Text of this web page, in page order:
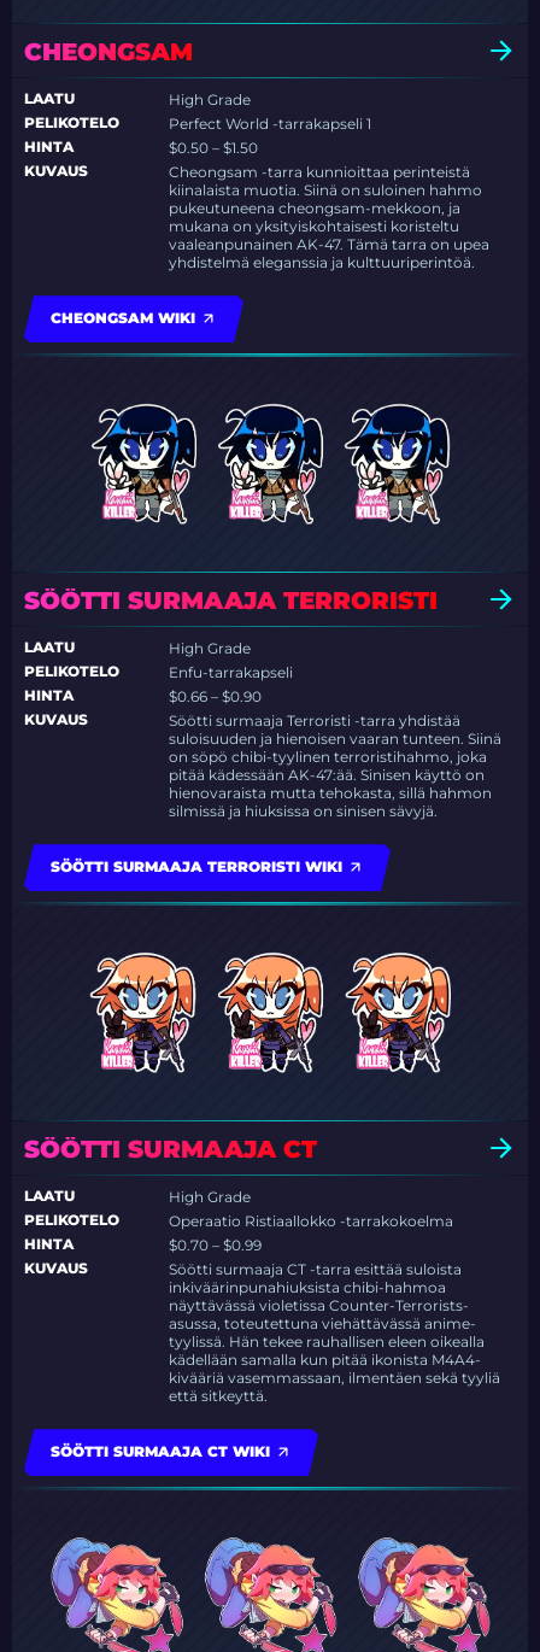
CHEONGSAM
LAATU
High Grade
PELIKOTELO
Perfect World -tarrakapseli 1
HINTA
$0.50 – $1.50
KUVAUS
Cheongsam -tarra kunnioittaa perinteistä
kiinalaista muotia. Siinä on suloinen hahmo
pukeutuneena cheongsam-mekkoon, ja
mukana on yksityiskohtaisesti koristeltu
vaaleanpunainen AK-47. Tämä tarra on upea
yhdistelmä eleganssia ja kulttuuriperintöä.
CHEONGSAM WIKI
SÖÖTTI SURMAAJA TERRORISTI
LAATU
High Grade
PELIKOTELO
Enfu-tarrakapseli
HINTA
$0.66 – $0.90
KUVAUS
Söötti surmaaja Terroristi -tarra yhdistää
suloisuuden ja hienoisen vaaran tunteen. Siinä
on söpö chibi-tyylinen terroristihahmo, joka
pitää kädessään AK-47:ää. Sinisen käyttö on
hienovaraista mutta tehokasta, sillä hahmon
silmissä ja hiuksissa on sinisen sävyjä.
SÖÖTTI SURMAAJA TERRORISTI WIKI
SÖÖTTI SURMAAJA CT
LAATU
High Grade
PELIKOTELO
Operaatio Ristiaallokko -tarrakokoelma
HINTA
$0.70 – $0.99
KUVAUS
Söötti surmaaja CT -tarra esittää suloista
inkiväärinpunahiuksista chibi-hahmoa
näyttävässä violetissa Counter-Terrorists-
asussa, toteutettuna viehättävässä anime-
tyylissä. Hän tekee rauhallisen eleen oikealla
kädellään samalla kun pitää ikonista M4A4-
kivääriä vasemmassaan, ilmentäen sekä tyyliä
että sitkeyttä.
SÖÖTTI SURMAAJA CT WIKI